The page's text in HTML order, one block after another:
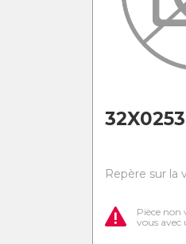
32X0253
Repère sur la
Pièce non
vous avec